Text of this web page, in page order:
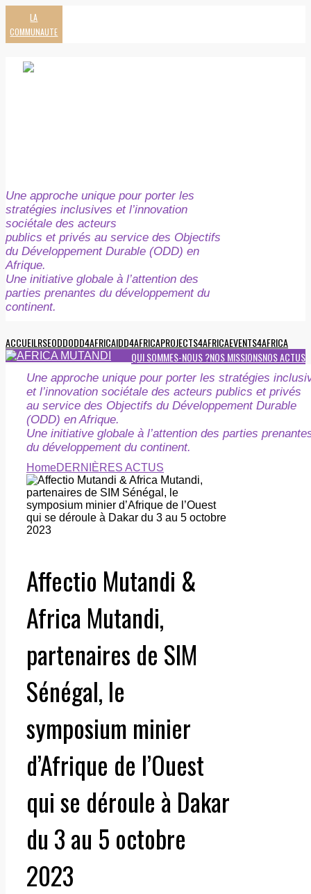
LA
COMMUNAUTE
Une approche unique pour porter les
stratégies inclusives et l’innovation
sociétale des acteurs
publics et privés au service des Objectifs
du Développement Durable (ODD) en
Afrique.
Une initiative globale à l’attention des
parties prenantes du développement du
continent.
ACCUEILRSEODDODD4AFRICAIDD4AFRICAPROJECTS4AFRICAEVENTS4AFRICA
NOS ACTUS
NOS MISSIONS
QUI SOMMES-NOUS ?
Une approche unique pour porter les stratégies
et l’innovation sociétale des acteurs publics et privés
au service des Objectifs du Développement Durable
(ODD) en Afrique.
Une initiative globale à l’attention des parties
du développement du continent.
HomeDERNIÈRES ACTUS
Affectio Mutandi &
Africa Mutandi,
partenaires de SIM
Sénégal, le
symposium minier
d’Afrique de l’Ouest
qui se déroule à Dakar
du 3 au 5 octobre
2023